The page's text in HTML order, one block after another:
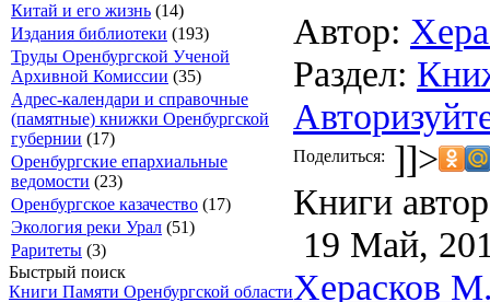
Китай и его жизнь (14)
Издания библиотеки (193)
Труды Оренбургской Ученой
Архивной Комиссии (35)
Адрес-календари и справочные
(памятные) книжки Оренбургской
губернии (17)
Оренбургские епархиальные
ведомости (23)
Оренбургское казачество (17)
Экология реки Урал (51)
Раритеты (3)
Быстрый поиск
Книги Памяти Оренбургской области
Автор:
Раздел:
Поделиться: ]]>
Книги
19 Май,
Херасков